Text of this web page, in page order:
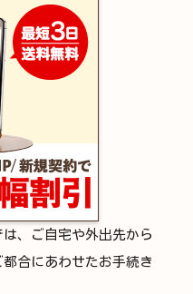
、ご自宅や外出先から
合にあわせたお手続き